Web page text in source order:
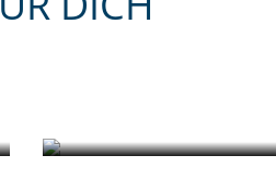
Hafen